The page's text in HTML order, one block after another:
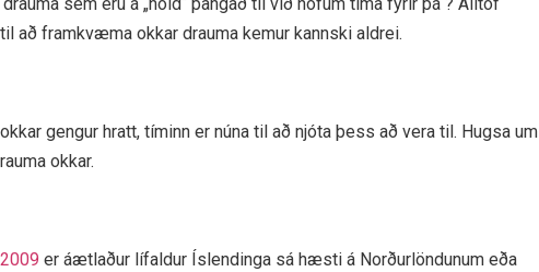
að framkvæma okkar drauma kemur kannski aldrei.
gengur hratt, tíminn er núna til að njóta þess að vera til. Hugsa um
okkar.
er áætlaður lífaldur Íslendinga sá hæsti á Norðurlöndunum eða